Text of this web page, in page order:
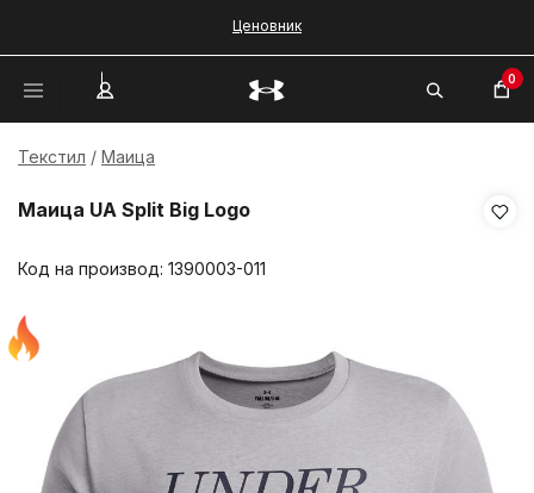
Ценовник
0
Текстил Маица
Маица UA Split Big Logo
Код на производ: 1390003-011